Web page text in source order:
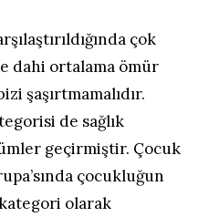
çok
dahi ortalama ömür
şaşırtmamalıdır.
de sağlık
geçirmiştir. Çocuk
çocukluğun
olarak